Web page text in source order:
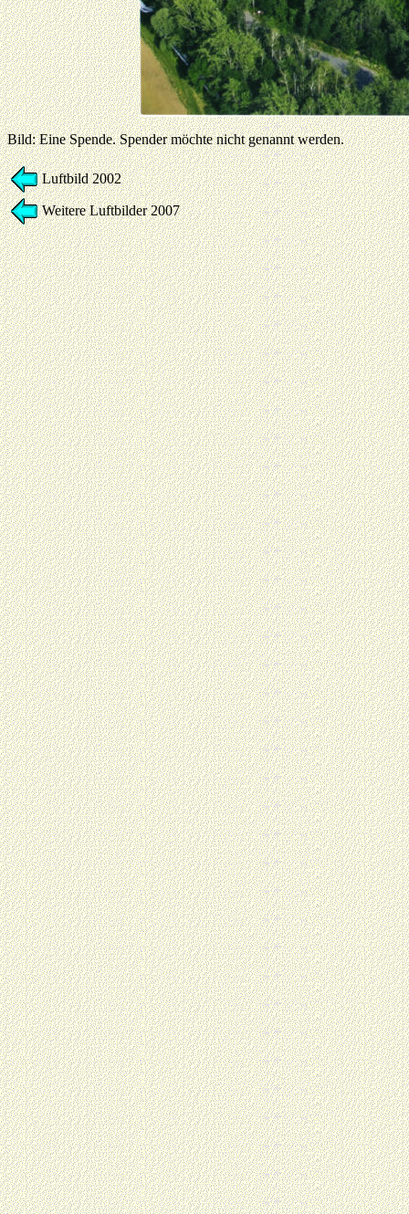
Bild: Eine Spende. Spender möchte nicht genannt werden.
Luftbild 2002
Weitere Luftbilder 2007